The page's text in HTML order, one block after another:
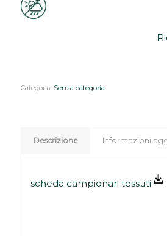
Categoria: Senza categoria
Descrizione Informazioni
scheda campionari tessuti